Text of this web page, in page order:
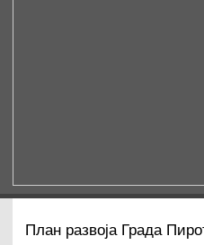
План развоја Града